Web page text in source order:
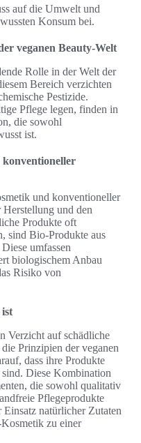
auf die Umwelt und
Konsum bei.
veganen Beauty-Welt
Rolle in der Welt der
Bereich verzichten
Pestizide.
Pflege legen, finden in
die sowohl
ist.
konventioneller
und konventioneller
und den
Produkte oft
sind Bio-Produkte aus
umfassen
biologischem Anbau
Risiko von
Verzicht auf schädliche
Prinzipien der veganen
dass ihre Produkte
Diese Kombination
die sowohl qualitativ
Pflegeprodukte
natürlicher Zutaten
zu einer